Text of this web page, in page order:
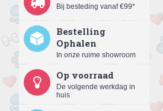
Bij besteding vanaf €99*
Bestelling
Ophalen
In onze ruime showroom
Op voorraad
De volgende werkdag in
huis